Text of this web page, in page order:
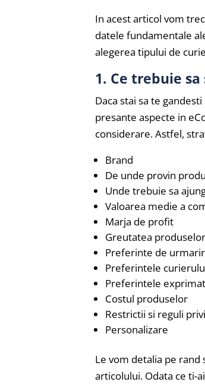
In acest articol vom
datele fundamentale
alegerea tipului de
1. Ce trebuie
Daca stai sa te
presante aspecte in
considerare. Astfel,
Brand
De unde provin
Unde trebuie sa
Valoarea medie a
Marja de profit
Greutatea produselor
Preferinte de
Preferintele
Preferintele
Costul produselor
Restrictii si reguli
Personalizare
Le vom detalia pe
articolului. Odata ce ti-